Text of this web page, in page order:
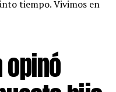
tiempo. Vivimos en